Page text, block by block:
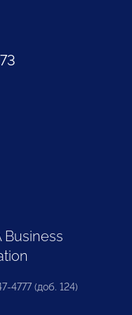
Business
4777 (доб. 124)